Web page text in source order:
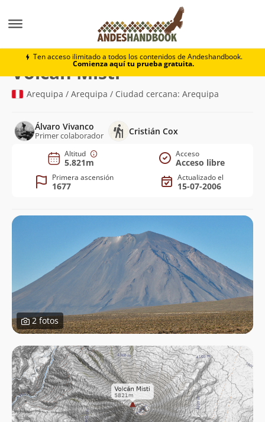
Ten acceso ilimitado a todos los contenidos de Andeshandbook.
Comienza aquí tu prueba gratuita.
Volcán Misti
Volcán Misti(5.821m)
Arequipa / Arequipa / Ciudad cercana: Arequipa
Álvaro Vivanco
Primer colaborador Cristián Cox
Altitud
5.821m
Acceso
Acceso libre
Primera ascensión
1677
Actualizado el
15-07-2006
2 fotos